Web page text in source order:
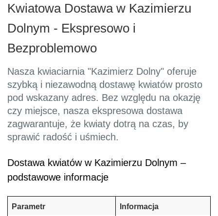
Kwiatowa Dostawa w Kazimierzu
Dolnym - Ekspresowo i
Bezproblemowo
Nasza kwiaciarnia "Kazimierz Dolny" oferuje
szybką i niezawodną dostawę kwiatów prosto
pod wskazany adres. Bez względu na okazję
czy miejsce, nasza ekspresowa dostawa
zagwarantuje, że kwiaty dotrą na czas, by
sprawić radość i uśmiech.
Dostawa kwiatów w Kazimierzu Dolnym –
podstawowe informacje
Parametr Informacja